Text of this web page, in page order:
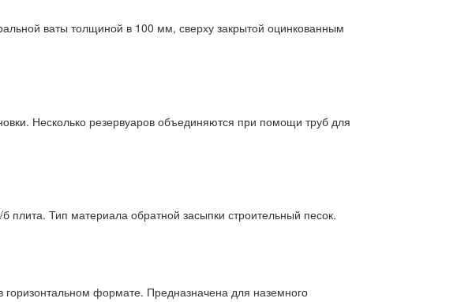
ваты толщиной в 100 мм, сверху закрытой оцинкованным
Несколько резервуаров объединяются при помощи труб для
плита. Тип материала обратной засыпки строительный песок.
горизонтальном формате. Предназначена для наземного